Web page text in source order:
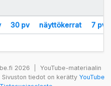
30 pv näyttökerrat 7 pv
2026
YouTube-materiaalin
Sivuston tiedot on kerätty YouTube